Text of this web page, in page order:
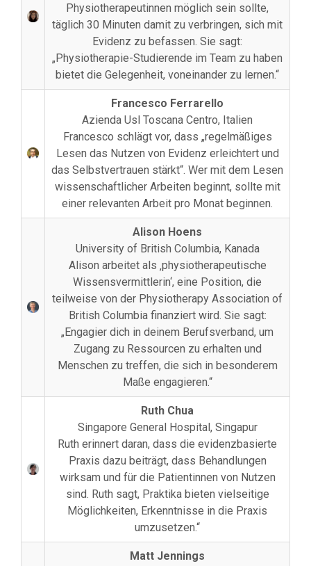
Physiotherapeutinnen möglich sein sollte,
täglich 30 Minuten damit zu verbringen, sich mit
Evidenz zu befassen. Sie sagt:
„Physiotherapie-Studierende im Team zu haben
bietet die Gelegenheit, voneinander zu lernen.“
Francesco Ferrarello
Azienda Usl Toscana Centro, Italien
Francesco schlägt vor, dass „regelmäßiges
Lesen das Nutzen von Evidenz erleichtert und
das Selbstvertrauen stärkt“. Wer mit dem Lesen
wissenschaftlicher Arbeiten beginnt, sollte mit
einer relevanten Arbeit pro Monat beginnen.
Alison Hoens
University of British Columbia, Kanada
Alison arbeitet als ‚physiotherapeutische
Wissensvermittlerin‘, eine Position, die
teilweise von der Physiotherapy Association of
British Columbia finanziert wird. Sie sagt:
„Engagier dich in deinem Berufsverband, um
Zugang zu Ressourcen zu erhalten und
Menschen zu treffen, die sich in besonderem
Maße engagieren.“
Ruth Chua
Singapore General Hospital, Singapur
Ruth erinnert daran, dass die evidenzbasierte
Praxis dazu beiträgt, dass Behandlungen
wirksam und für die Patientinnen von Nutzen
sind. Ruth sagt, Praktika bieten vielseitige
Möglichkeiten, Erkenntnisse in die Praxis
umzusetzen.“
Matt Jennings